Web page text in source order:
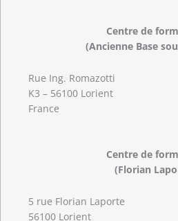
Centre de
(Ancienne Base
Rue Ing. Romazotti
K3 – 56100 Lorient
France
Centre de
(Florian
5 rue Florian Laporte
56100 Lorient